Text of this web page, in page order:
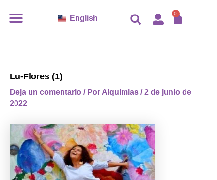
English 0
Lu-Flores (1)
Deja un comentario / Por Alquimias /2 de junio de
2022